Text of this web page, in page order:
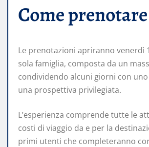
Come prenotare
Le prenotazioni apriranno venerdì
sola famiglia, composta da un
condividendo alcuni giorni con
una prospettiva privilegiata.
L’esperienza comprende tutte le
costi di viaggio da e per la
primi utenti che completeranno